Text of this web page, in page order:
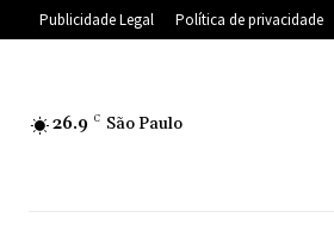
Publicidade Legal Política de privacidade
26.9 C São Paulo